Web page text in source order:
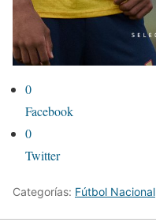
0
Facebook
0
Twitter
Categorías: Fútbol Nacional